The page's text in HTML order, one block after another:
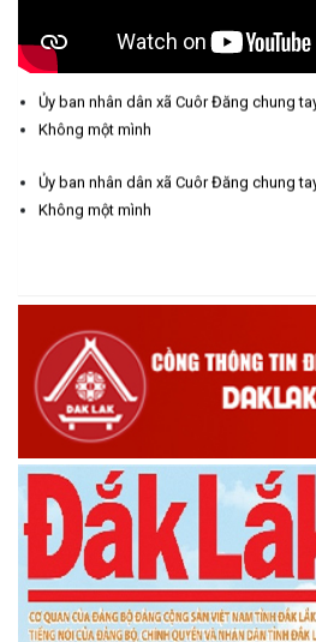
Chương trình kỷ niệm 85 năm ngày
Minh (15/05/1941 – 15/05/2026) và
(14/05/2026)
Ủy ban nhân dân xã Cuôr Đăng chung
Không một mình
Ủy ban nhân dân xã Cuôr Đăng chung
Không một mình